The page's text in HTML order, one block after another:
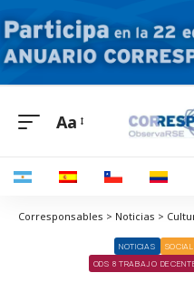
Aa
NOTICIAS SOCIAL
ODS 8 TRABAJO